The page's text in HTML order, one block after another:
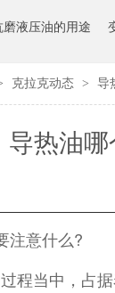
磨液压油的用途
克拉克动态 > 导
导热油
注意什么?
程当中，占